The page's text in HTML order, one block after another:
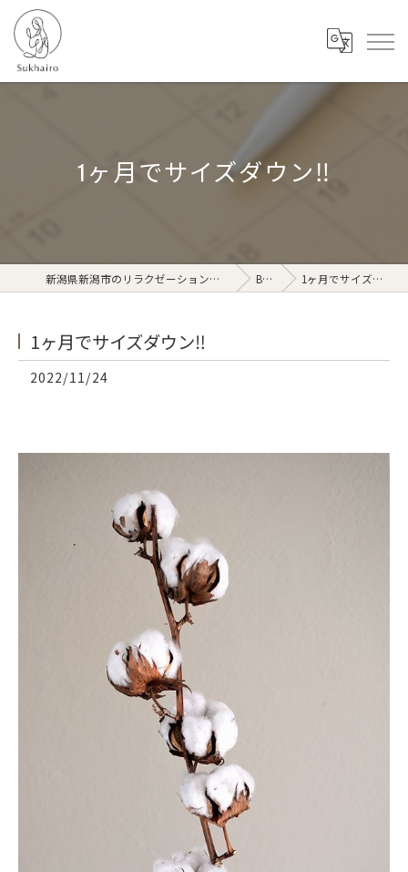
1ヶ月でサイズダウン‼️
新潟県新潟市のリラクゼーションならSukhairo Blog 1ヶ月でサイズダウン‼️
1ヶ月でサイズダウン‼️
2022/11/24